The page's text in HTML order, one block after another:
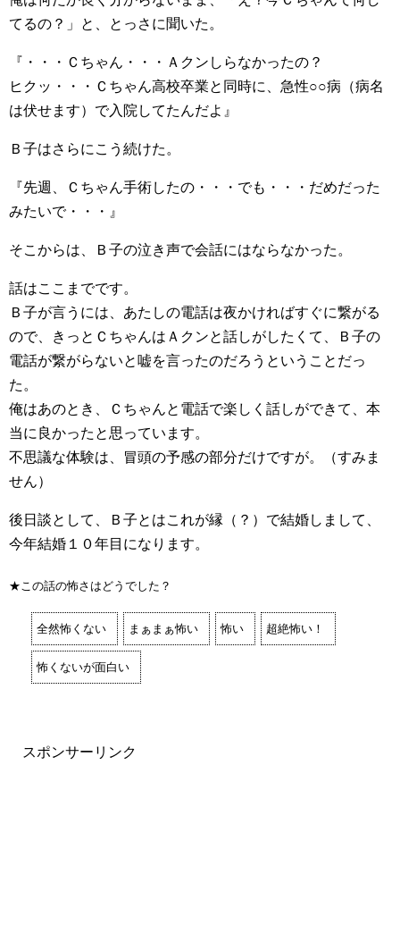
てるの？」と、とっさに聞いた。
『・・・Ｃちゃん・・・Ａクンしらなかったの？
ヒクッ・・・Ｃちゃん高校卒業と同時に、急性○○病（病名
は伏せます）で入院してたんだよ』
Ｂ子はさらにこう続けた。
『先週、Ｃちゃん手術したの・・・でも・・・だめだった
みたいで・・・』
そこからは、Ｂ子の泣き声で会話にはならなかった。
話はここまでです。
Ｂ子が言うには、あたしの電話は夜かければすぐに繋がる
ので、きっとＣちゃんはＡクンと話しがしたくて、Ｂ子の
電話が繋がらないと嘘を言ったのだろうということだっ
た。
俺はあのとき、Ｃちゃんと電話で楽しく話しができて、本
当に良かったと思っています。
不思議な体験は、冒頭の予感の部分だけですが。（すみま
せん）
後日談として、Ｂ子とはこれが縁（？）で結婚しまして、
今年結婚１０年目になります。
★この話の怖さはどうでした？
全然怖くない まぁまぁ怖い 怖い 超絶怖い！
怖くないが面白い
スポンサーリンク